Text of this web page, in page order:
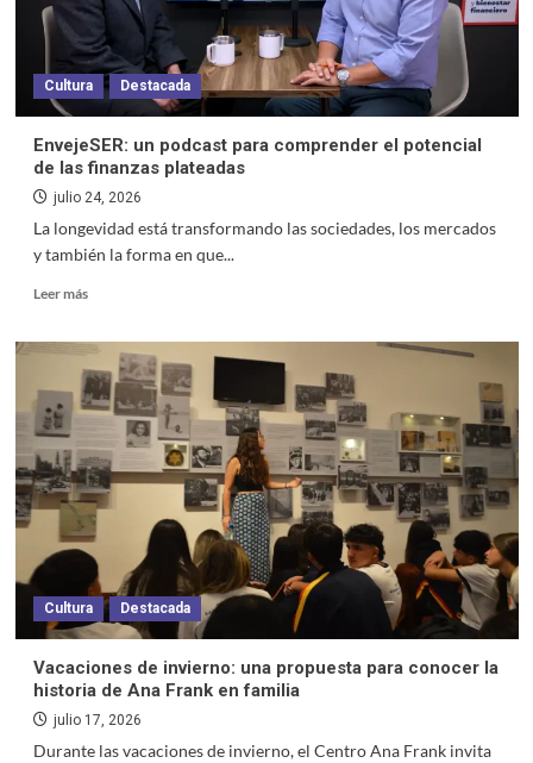
Cultura Destacada
EnvejeSER: un podcast para comprender el potencial
de las finanzas plateadas
julio 24, 2026
La longevidad está transformando las sociedades, los mercados
y también la forma en que...
Leer más
Cultura Destacada
Vacaciones de invierno: una propuesta para conocer la
historia de Ana Frank en familia
julio 17, 2026
Durante las vacaciones de invierno, el Centro Ana Frank invita